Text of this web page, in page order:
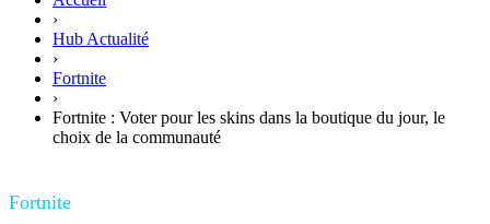
›
Hub Actualité
›
Fortnite
›
Fortnite : Voter pour les skins dans la boutique du jour, le
choix de la communauté
Fortnite